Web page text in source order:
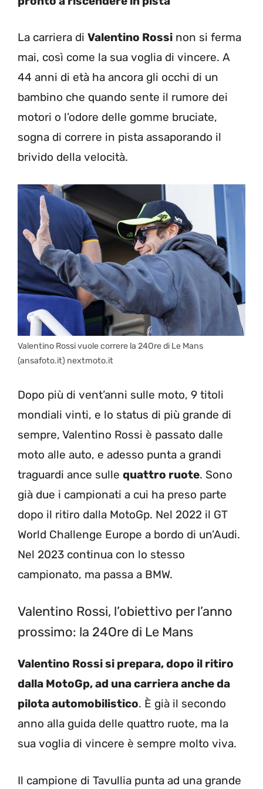
La carriera di Valentino Rossi non si ferma
mai, così come la sua voglia di vincere. A
44 anni di età ha ancora gli occhi di un
bambino che quando sente il rumore dei
motori o l’odore delle gomme bruciate,
sogna di correre in pista assaporando il
brivido della velocità.
Valentino Rossi vuole correre la 24Ore di Le Mans
(ansafoto.it) nextmoto.it
Dopo più di vent’anni sulle moto, 9 titoli
mondiali vinti, e lo status di più grande di
sempre, Valentino Rossi è passato dalle
moto alle auto, e adesso punta a grandi
traguardi ance sulle quattro ruote. Sono
già due i campionati a cui ha preso parte
dopo il ritiro dalla MotoGp. Nel 2022 il GT
World Challenge Europe a bordo di un’Audi.
Nel 2023 continua con lo stesso
campionato, ma passa a BMW.
Valentino Rossi, l’obiettivo per l’anno
prossimo: la 24Ore di Le Mans
Valentino Rossi si prepara, dopo il ritiro
dalla MotoGp, ad una carriera anche da
pilota automobilistico. È già il secondo
anno alla guida delle quattro ruote, ma la
sua voglia di vincere è sempre molto viva.
Il campione di Tavullia punta ad una grande